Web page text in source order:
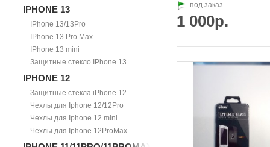
IPHONE 13
IPhone 13/13Pro
IPhone 13 Pro Max
IPhone 13 mini
Защитные стекло IPhone 13
IPHONE 12
Защитные стекла iPhone 12
Чехлы для Iphone 12/12Pro
Чехлы для Iphone 12 mini
Чехлы для Iphone 12ProMax
под заказ
1 000р.